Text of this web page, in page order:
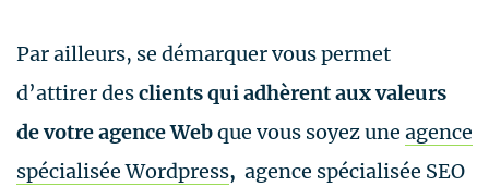
Par ailleurs, se démarquer vous permet
d’attirer desclients qui adhèrent aux valeurs
de votre agence Webque vous soyez une agence
spécialisée Wordpress, agence spécialisée SEO